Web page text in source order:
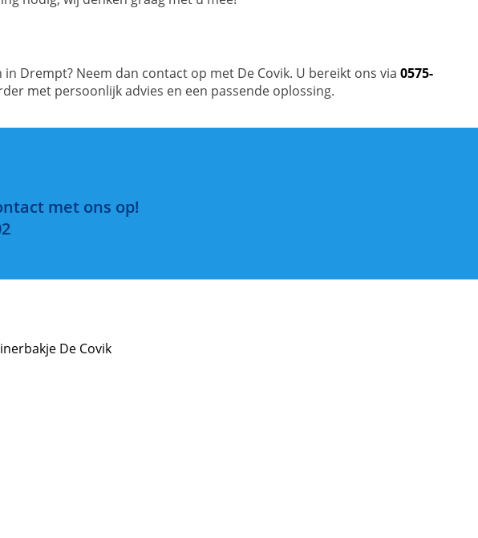
Drempt? Neem dan contact op met De Covik. U bereikt ons via 0575-
met persoonlijk advies en een passende oplossing.
met ons op!